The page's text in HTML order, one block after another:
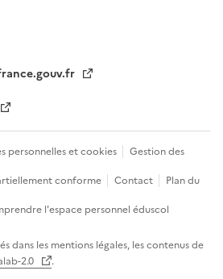
personnelles et cookies
Gestion des
conforme Contact
Plan du
l'espace personnel éduscol
dans les mentions légales, les contenus de
2.0 .